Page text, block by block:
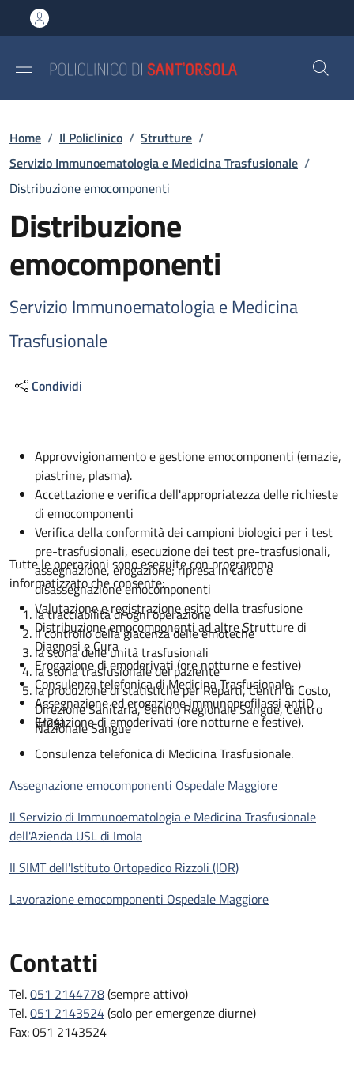
al contenuto principale
to footer content
Briciole di pane
Home / Il Policlinico / Strutture /
Servizio Immunoematologia e Medicina Trasfusionale /
Distribuzione emocomponenti
Distribuzione
emocomponenti
Servizio Immunoematologia e Medicina
Trasfusionale
Condividi
Descrizione
Approvvigionamento e gestione emocomponenti (emazie,
piastrine, plasma).
Accettazione e verifica dell'appropriatezza delle richieste
di emocomponenti
Verifica della conformità dei campioni biologici per i test
pre-trasfusionali, esecuzione dei test pre-trasfusionali,
assegnazione, erogazione; ripresa in carico e
disassegnazione emocomponenti
Valutazione e registrazione esito della trasfusione
Distribuzione emocomponenti ad altre Strutture di
Diagnosi e Cura
Erogazione di emoderivati (ore notturne e festive)
Consulenza telefonica di Medicina Trasfusionale
Assegnazione ed erogazione immunoprofilassi antiD
(H24)
Tutte le operazioni sono eseguite con programma
informatizzato che consente:
la tracciabilità di ogni operazione
il controllo della giacenza delle emoteche
la storia delle unità trasfusionali
la storia trasfusionale del paziente
la produzione di statistiche per Reparti, Centri di Costo,
Direzione Sanitaria, Centro Regionale Sangue, Centro
Nazionale Sangue
Erogazione di emoderivati (ore notturne e festive).
Consulenza telefonica di Medicina Trasfusionale.
Assegnazione emocomponenti Ospedale Maggiore
Il Servizio di Immunoematologia e Medicina Trasfusionale
dell'Azienda USL di Imola
Il SIMT dell'Istituto Ortopedico Rizzoli (IOR)
Lavorazione emocomponenti Ospedale Maggiore
Contatti
Tel.051 2144778(sempre attivo)
Tel.051 2143524(solo per emergenze diurne)
Fax: 051 2143524